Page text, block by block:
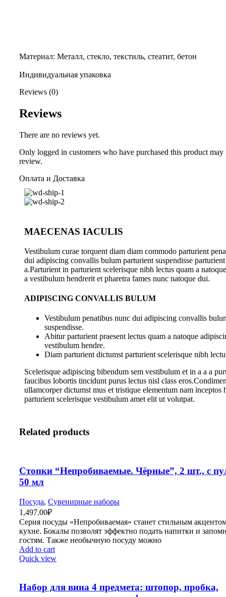
Материал: Металл, стекло, текстиль,
Индивидуальная упаковка
Reviews (0)
Reviews
There are no reviews yet.
Only logged in customers who have purchased this product may
review.
Оплата и Доставка
MAECENAS IACULIS
Vestibulum curae torquent diam diam commodo parturient
dui adipiscing convallis bulum parturient suspendisse parturient
a.Parturient in parturient scelerisque nibh lectus quam a
a vestibulum hendrerit et pharetra fames nunc natoque dui.
ADIPISCING CONVALLIS BULUM
Vestibulum penatibus nunc dui adipiscing convallis
suspendisse.
Abitur parturient praesent lectus quam a natoque
vestibulum hendre.
Diam parturient dictumst parturient scelerisque nibh
Scelerisque adipiscing bibendum sem vestibulum et in a a a
faucibus lobortis tincidunt purus lectus nisl class
ullamcorper dictumst mus et tristique elementum nam inceptos
parturient scelerisque vestibulum amet elit ut volutpat.
Related products
Стопки “Непробиваемые. Чёрные”, 2 шт., с
50 мл
Посуда, Сувенирные наборы
1,497.00₽
Серия посуды «Непробиваемая» станет стильным
кухне. Бокалы позволят эффектно подать напитки и
гостям. Также необычную посуду можно
Add to cart
Quick view
Набор для вина 4 предмета: штопор, пробка,